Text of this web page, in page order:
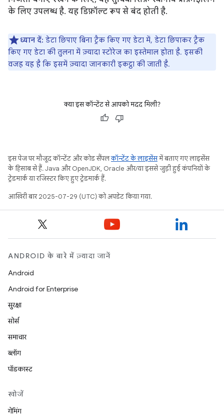
के लिए उपलब्ध है. यह डिफ़ॉल्ट रूप से बंद होती है.
ध्यान दें: डेटा छिपाए बिना ट्रैक किए गए डेटा में, डेटा छिपाकर ट्रैक
किए गए डेटा की तुलना में ज़्यादा स्टोरेज का इस्तेमाल होता है. इसकी
वजह यह है कि इसमें ज़्यादा जानकारी इकट्ठा की जाती है.
क्या इस कॉन्टेंट से आपको मदद मिली?
इस पेज पर मौजूद कॉन्टेंट और कोड सैंपलकॉन्टेंट के लाइसेंसमें बताए गए लाइसेंस
के हिसाब से हैं. Java और OpenJDK, Oracle और/या इससे जुड़ी हुई कंपनियों के
ट्रेडमार्क या रजिस्टर किए हुए ट्रेडमार्क हैं.
आखिरी बार 2025-07-29 (UTC) को अपडेट किया गया.
ANDROID के बारे में ज़्यादा जानें
Android
Android for Enterprise
सुरक्षा
सोर्स
समाचार
ब्लॉग
पॉडकास्ट
खोजें
गेमिंग